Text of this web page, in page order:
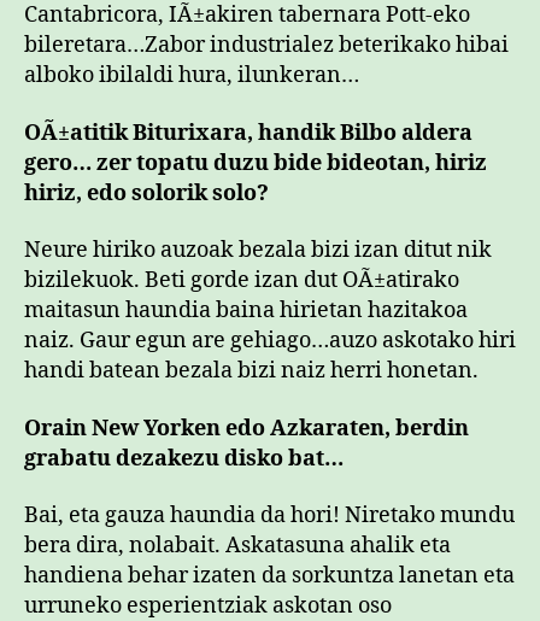
Cantabricora, IÃ±akiren tabernara Pott-eko
bileretara…Zabor industrialez beterikako hibai
alboko ibilaldi hura, ilunkeran…
OÃ±atitik Biturixara, handik Bilbo aldera
gero… zer topatu duzu bide bideotan, hiriz
hiriz, edo solorik solo?
Neure hiriko auzoak bezala bizi izan ditut nik
bizilekuok. Beti gorde izan dut OÃ±atirako
maitasun haundia baina hirietan hazitakoa
naiz. Gaur egun are gehiago…auzo askotako hiri
handi batean bezala bizi naiz herri honetan.
Orain New Yorken edo Azkaraten, berdin
grabatu dezakezu disko bat…
Bai, eta gauza haundia da hori! Niretako mundu
bera dira, nolabait. Askatasuna ahalik eta
handiena behar izaten da sorkuntza lanetan eta
urruneko esperientziak askotan oso